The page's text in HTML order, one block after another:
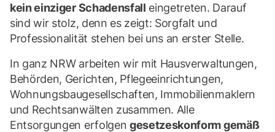
kein einziger Schadensfall eingetreten. Darauf
sind wir stolz, denn es zeigt: Sorgfalt und
Professionalität stehen bei uns an erster Stelle.
In ganz NRW arbeiten wir mit Hausverwaltungen,
Behörden, Gerichten, Pflegeeinrichtungen,
Wohnungsbaugesellschaften, Immobilienmaklern
und Rechtsanwälten zusammen. Alle
Entsorgungen erfolgen gesetzeskonform gemäß